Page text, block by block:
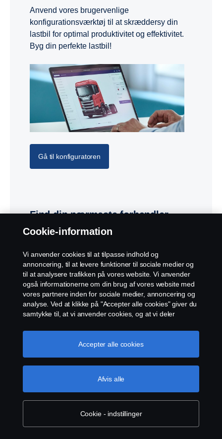
Anvend vores brugervenlige
konfigurationsværktøj til at skræddersy din
lastbil for optimal produktivitet og effektivitet.
Byg din perfekte lastbil!
Gå til konfiguratoren
Find din nærmeste forhandler
eventuelle spørgsmål vedrørende vores
produkter, tjenester eller aktiviteter i dit
område.
Cookie-information
Vi anvender cookies til at tilpasse indhold og
annoncering, til at levere funktioner til sociale medier og
til at analysere trafikken på vores website. Vi anvender
også informationerne om din brug af vores website med
vores partnere inden for sociale medier, annoncering og
analyse. Ved at klikke på "Accepter alle cookies" giver du
samtykke til, at vi anvender cookies, og at vi deler
vi bruger cookies, kan du besøge vores afsnit om
cookies, som du kan finde ved enten at klikke på linket
Cookie - indstillinger
Afvis alle
Accepter alle cookies